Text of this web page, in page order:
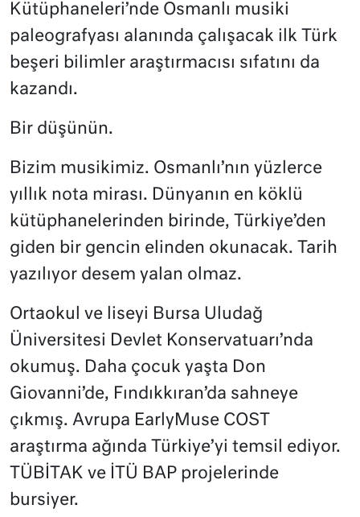
Kütüphaneleri’nde Osmanlı musiki
paleografyası alanında çalışacak ilk Türk
beşeri bilimler araştırmacısı sıfatını da
kazandı.
Bir düşünün.
Bizim musikimiz. Osmanlı’nın yüzlerce
yıllık nota mirası. Dünyanın en köklü
kütüphanelerinden birinde, Türkiye’den
giden bir gencin elinden okunacak. Tarih
yazılıyor desem yalan olmaz.
Ortaokul ve liseyi Bursa Uludağ
Üniversitesi Devlet Konservatuarı’nda
okumuş. Daha çocuk yaşta Don
Giovanni’de, Fındıkkıran’da sahneye
çıkmış. Avrupa EarlyMuse COST
araştırma ağında Türkiye’yi temsil ediyor.
TÜBİTAK ve İTÜ BAP projelerinde
bursiyer.